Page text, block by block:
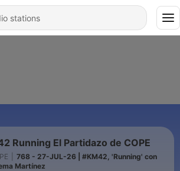
Running El Partidazo de COPE
768 - 27-JUL-26 | #KM42, 'Running' con
Martínez